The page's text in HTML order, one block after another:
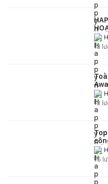
13
13
đồ
15